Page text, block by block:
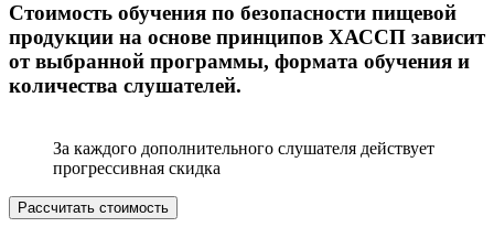
Стоимость обучения по безопасности пищевой
продукции на основе принципов ХАССП зависит
от выбранной программы, формата обучения и
количества слушателей.
За каждого дополнительного слушателя действует
прогрессивная скидка
Рассчитать стоимость